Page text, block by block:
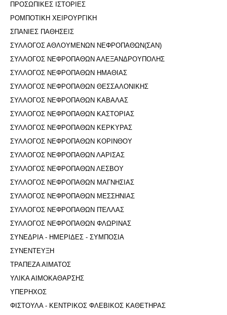
ΠΡΟΣΩΠΙΚΕΣ ΙΣΤΟΡΙΕΣ
ΡΟΜΠΟΤΙΚΗ ΧΕΙΡΟΥΡΓΙΚΗ
ΣΠΑΝΙΕΣ ΠΑΘΗΣΕΙΣ
ΣΥΛΛΟΓΟΣ ΑΘΛΟΥΜΕΝΩΝ ΝΕΦΡΟΠΑΘΩΝ(ΣΑΝ)
ΣΥΛΛΟΓΟΣ ΝΕΦΡΟΠΑΘΩΝ ΑΛΕΞΑΝΔΡΟΥΠΟΛΗΣ
ΣΥΛΛΟΓΟΣ ΝΕΦΡΟΠΑΘΩΝ ΗΜΑΘΙΑΣ
ΣΥΛΛΟΓΟΣ ΝΕΦΡΟΠΑΘΩΝ ΘΕΣΣΑΛΟΝΙΚΗΣ
ΣΥΛΛΟΓΟΣ ΝΕΦΡΟΠΑΘΩΝ ΚΑΒΑΛΑΣ
ΣΥΛΛΟΓΟΣ ΝΕΦΡΟΠΑΘΩΝ ΚΑΣΤΟΡΙΑΣ
ΣΥΛΛΟΓΟΣ ΝΕΦΡΟΠΑΘΩΝ ΚΕΡΚΥΡΑΣ
ΣΥΛΛΟΓΟΣ ΝΕΦΡΟΠΑΘΩΝ ΚΟΡΙΝΘΟΥ
ΣΥΛΛΟΓΟΣ ΝΕΦΡΟΠΑΘΩΝ ΛΑΡΙΣΑΣ
ΣΥΛΛΟΓΟΣ ΝΕΦΡΟΠΑΘΩΝ ΛΕΣΒΟΥ
ΣΥΛΛΟΓΟΣ ΝΕΦΡΟΠΑΘΩΝ ΜΑΓΝΗΣΙΑΣ
ΣΥΛΛΟΓΟΣ ΝΕΦΡΟΠΑΘΩΝ ΜΕΣΣΗΝΙΑΣ
ΣΥΛΛΟΓΟΣ ΝΕΦΡΟΠΑΘΩΝ ΠΈΛΛΑΣ
ΣΥΛΛΟΓΟΣ ΝΕΦΡΟΠΑΘΩΝ ΦΛΩΡΙΝΑΣ
ΣΥΝΕΔΡΙΑ - ΗΜΕΡΙΔΕΣ - ΣΥΜΠΟΣΙΑ
ΣΥΝΕΝΤΕΥΞΗ
ΤΡΑΠΕΖΑ ΑΙΜΑΤΟΣ
ΥΛΙΚΑ ΑΙΜΟΚΑΘΑΡΣΗΣ
ΥΠΕΡΗΧΟΣ
ΦΙΣΤΟΥΛΑ - ΚΕΝΤΡΙΚΟΣ ΦΛΕΒΙΚΟΣ ΚΑΘΕΤΗΡΑΣ